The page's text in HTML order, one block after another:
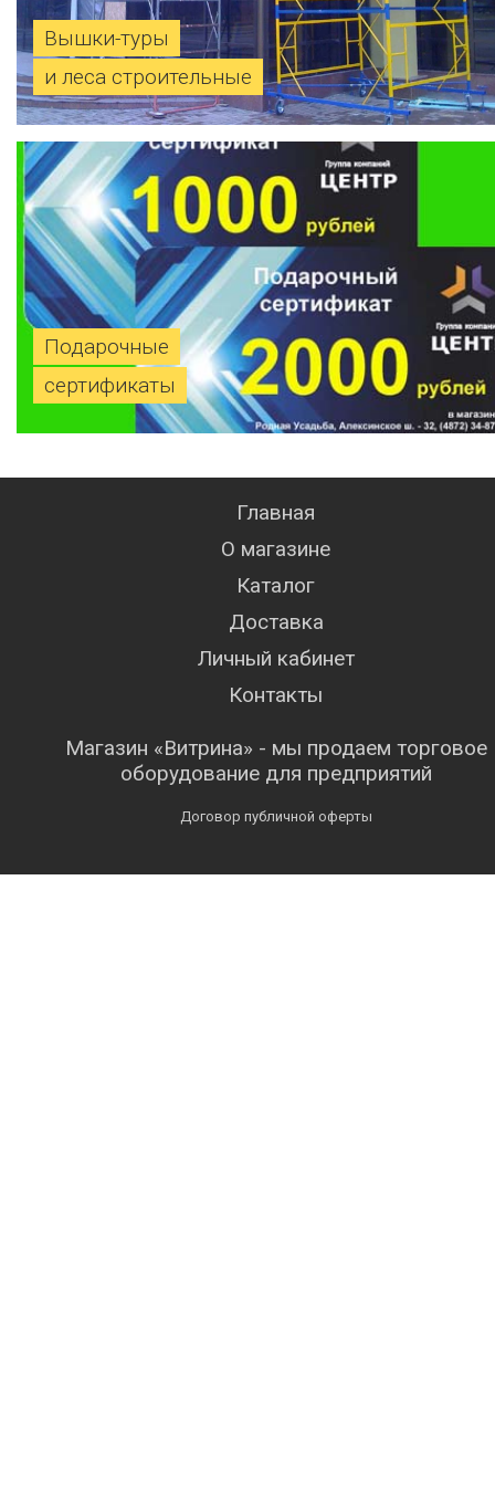
Вышки-туры
и леса строительные
Подарочные
сертификаты
Главная
О магазине
Каталог
Доставка
Личный кабинет
Контакты
Магазин «Витрина» - мы продаем торговое
оборудование для предприятий
Договор публичной оферты